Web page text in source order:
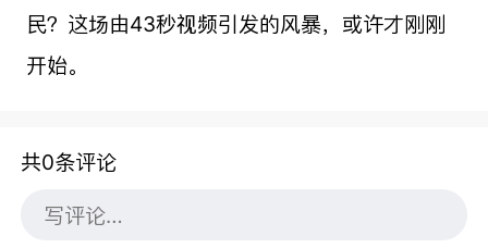
民？这场由43秒视频引发的风暴，或许才刚刚
开始。
共0条评论